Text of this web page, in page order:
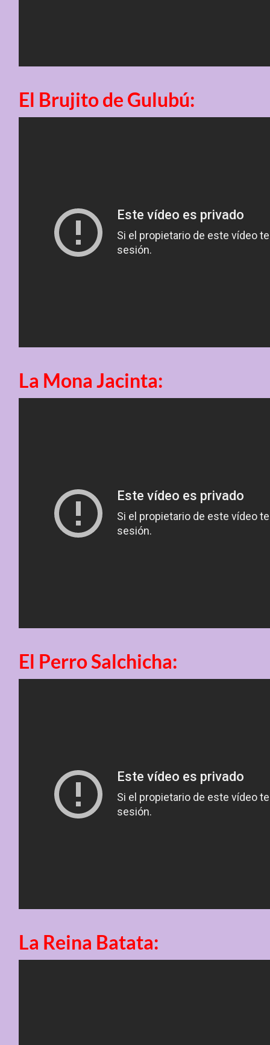
El Brujito de Gulubú:
La Mona Jacinta:
El Perro Salchicha:
La Reina Batata: